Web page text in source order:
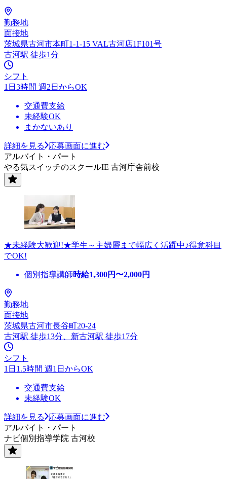
勤務地
面接地
茨城県古河市本町1-1-15 VAL古河店1F101号
古河駅 徒歩1分
シフト
1日3時間 週2日からOK
交通費支給
未経験OK
まかないあり
詳細を見る
応募画面に進む
アルバイト・パート
やる気スイッチのスクールIE 古河庁舎前校
★未経験大歓迎!★学生～主婦層まで幅広く活躍中♪得意科目
でOK!
個別指導講師時給1,300円〜2,000円
勤務地
面接地
茨城県古河市長谷町20-24
古河駅 徒歩13分、新古河駅 徒歩17分
シフト
1日1.5時間 週1日からOK
交通費支給
未経験OK
詳細を見る
応募画面に進む
アルバイト・パート
ナビ個別指導学院 古河校